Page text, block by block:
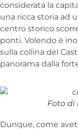
considerata la
una ricca storia ad
centro storico
ponti. Volendo è
sulla collina del
panorama dalla
Foto di
Dunque, come